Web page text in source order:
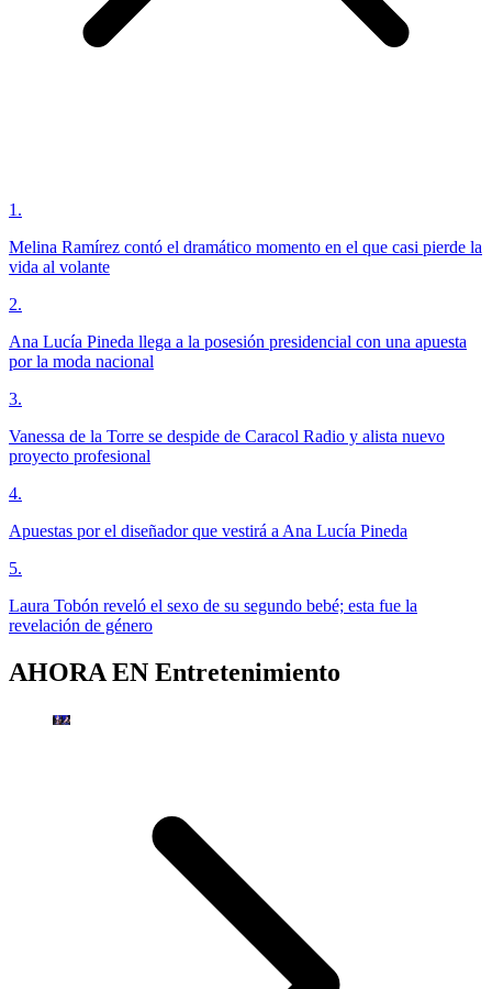
1 .
Melina Ramírez contó el dramático momento en el que casi pierde la
vida al volante
2.
Ana Lucía Pineda llega a la posesión presidencial con una apuesta
por la moda nacional
3.
Vanessa de la Torre se despide de Caracol Radio y alista nuevo
proyecto profesional
4.
Apuestas por el diseñador que vestirá a Ana Lucía Pineda
5.
Laura Tobón reveló el sexo de su segundo bebé; esta fue la
revelación de género
AHORA EN Entretenimiento